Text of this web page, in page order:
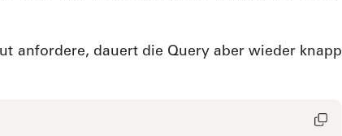
anfordere, dauert die Query aber wieder knapp